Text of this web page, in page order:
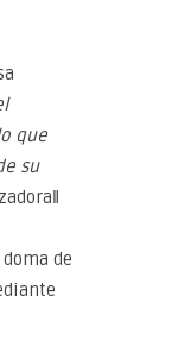
que
su
de